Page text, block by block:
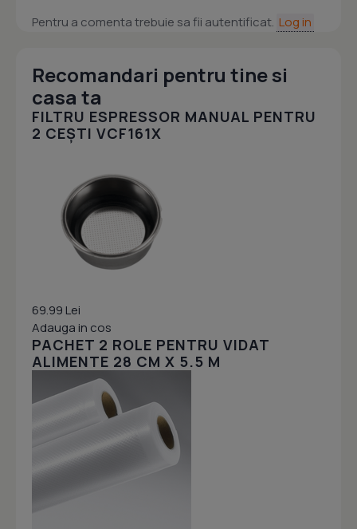
Pentru a comenta trebuie sa fii autentificat. Log in
Recomandari pentru tine si
casa ta
FILTRU ESPRESSOR MANUAL PENTRU
2 CEȘTI VCF161X
69.99 Lei
Adauga in cos
PACHET 2 ROLE PENTRU VIDAT
ALIMENTE 28 CM X 5.5 M